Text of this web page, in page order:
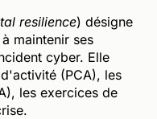
resilience) désigne
maintenir ses
cyber. Elle
(PCA), les
les exercices de